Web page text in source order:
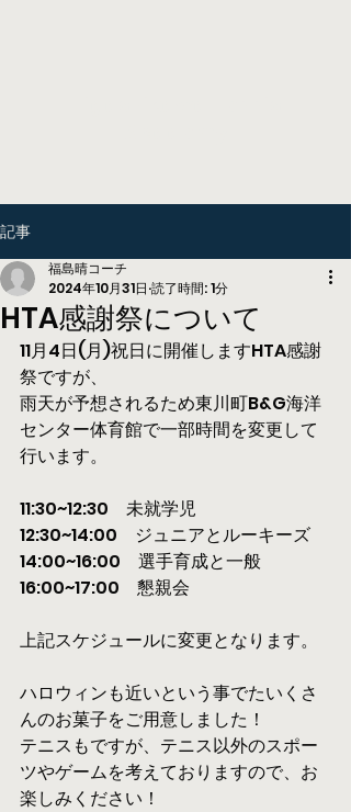
記事
HTA感謝祭について
福島晴コーチ
2024年10月31日 読了時間: 1分
11月4日(月)祝日に開催しますHTA感謝
祭ですが、
雨天が予想されるため東川町B&G海洋
センター体育館で一部時間を変更して
行います。
11:30~12:30　未就学児
12:30~14:00　ジュニアとルーキーズ
14:00~16:00　選手育成と一般
16:00~17:00　懇親会
上記スケジュールに変更となります。
ハロウィンも近いという事でたいくさ
んのお菓子をご用意しました！
テニスもですが、テニス以外のスポー
ツやゲームを考えておりますので、お
楽しみください！